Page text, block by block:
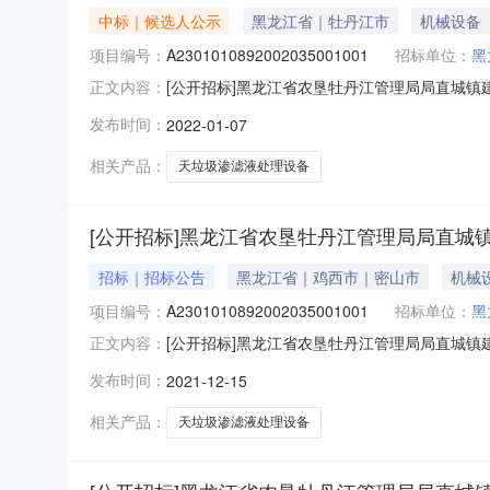
中标｜候选人公示 黑龙江省｜牡丹江市
机械设备
项目编号： A2301010892002035001001 招标单位：
正文内容： [公开招标]黑龙江省农垦牡丹江管理局局直城
动式50吨/天垃圾渗滤液处理设备购置项目进行
序前三名为：
发布时间： 2022-01-07
相关产品：
天垃圾渗滤液处理设备
[公开招标]黑龙江省农垦牡丹江管理局局直城
招标｜招标公告 黑龙江省｜鸡西市｜密山市
机械
项目编号： A2301010892002035001001 招标单位：
正文内容： [公开招标]黑龙江省农垦牡丹江管理局局直城
305万元5.采购需求：移动式50吨/天垃圾渗滤
区
发布时间： 2021-12-15
相关产品：
天垃圾渗滤液处理设备